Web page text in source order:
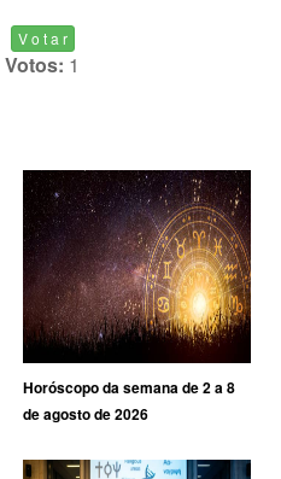
Votos: 1
Horóscopo da semana de 2 a 8
de agosto de 2026